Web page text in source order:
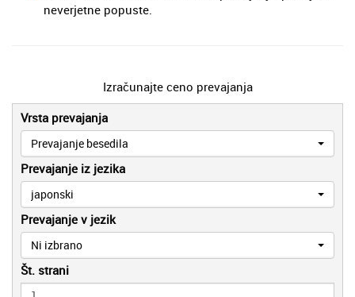
neverjetne popuste.
Izračunajte ceno prevajanja
Vrsta prevajanja
Prevajanje besedila
Prevajanje iz jezika
japonski
Prevajanje v jezik
Ni izbrano
Št. strani